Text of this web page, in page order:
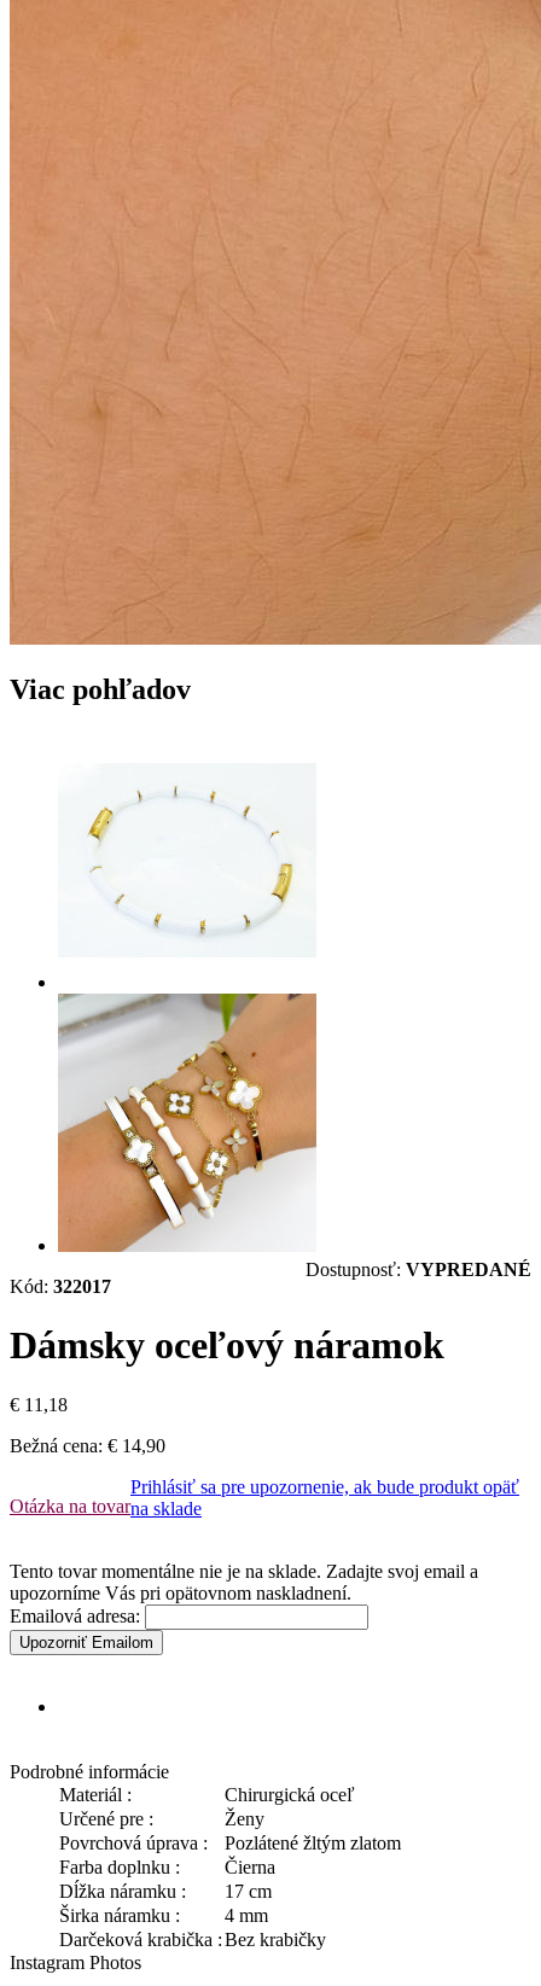
Viac pohľadov
Kód: 322017
Dostupnosť: VYPREDANÉ
Dámsky oceľový náramok
€ 11,18
Bežná cena: € 14,90
Otázka na tovar
Prihlásiť sa pre upozornenie, ak bude produkt opäť
na sklade
Tento tovar momentálne nie je na sklade. Zadajte svoj email a
upozorníme Vás pri opätovnom naskladnení.
Emailová adresa:
Upozorniť Emailom
Podrobné informácie
Materiál :
Chirurgická oceľ
Určené pre :
Ženy
Povrchová úprava :
Pozlátené žltým zlatom
Farba doplnku :
Čierna
Dĺžka náramku :
17 cm
Širka náramku :
4 mm
Darčeková krabička :Bez krabičky
Instagram Photos